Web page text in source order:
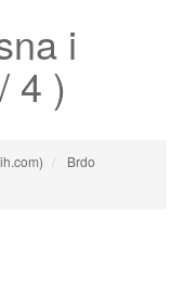
i
4 )
Brdo